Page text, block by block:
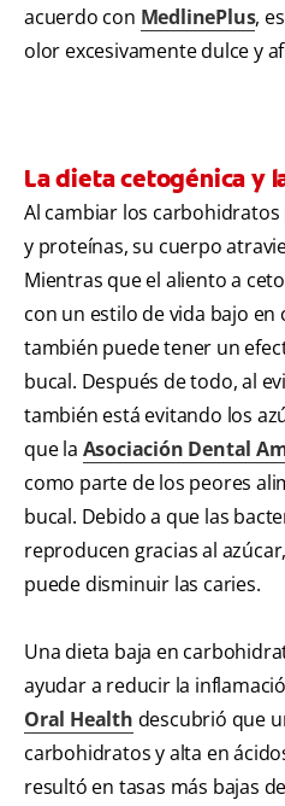
acuerdo con MedlinePlus,
olor excesivamente dulce y
La dieta cetogénica y
Al cambiar los
y proteínas, su cuerpo
Mientras que el aliento a
con un estilo de vida bajo
también puede tener un
bucal. Después de todo, al
también está evitando los
que la Asociación Dental
como parte de los peores
bucal. Debido a que las
reproducen gracias al
puede disminuir las caries.
Una dieta baja en
ayudar a reducir la
Oral Health descubrió que
carbohidratos y alta en
resultó en tasas más bajas